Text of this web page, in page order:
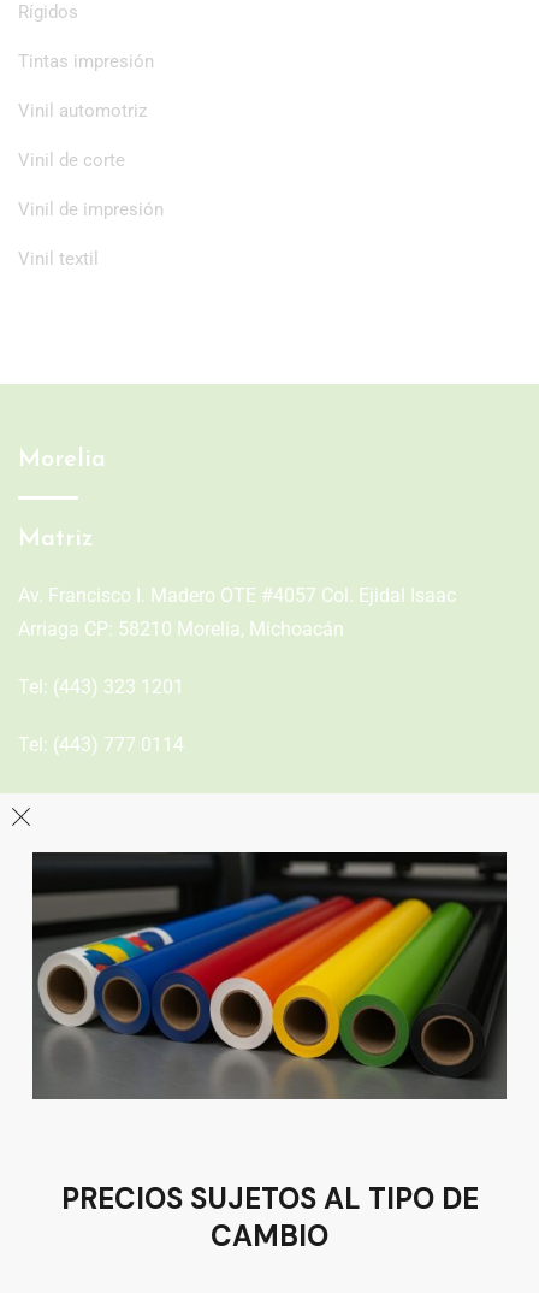
Rígidos
Tintas impresión
Vinil automotriz
Vinil de corte
Vinil de impresión
Vinil textil
Morelia
Matriz
Av. Francisco I. Madero OTE #4057 Col. Ejidal Isaac
Arriaga CP: 58210 Morelia, Michoacán
Tel: (443) 323 1201
Tel: (443) 777 0114
León
Sucursal
Av del Astillero 129 Centro bodeguero Las Trojes León,
Guanajuato
Tel:(477) 776 8994
Términos y condiciones
PRECIOS SUJETOS AL TIPO DE
CAMBIO